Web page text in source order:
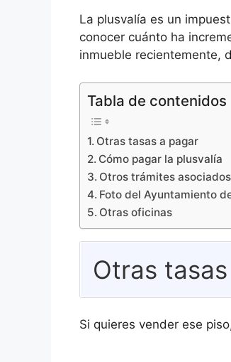
La plusvalía es un
conocer cuánto ha
inmueble recientemente,
Tabla de contenidos
Otras tasas a pagar
Cómo pagar la plusvalía
Otros trámites
Foto del Ayuntamiento
Otras oficinas
Otras
Si quieres vender ese